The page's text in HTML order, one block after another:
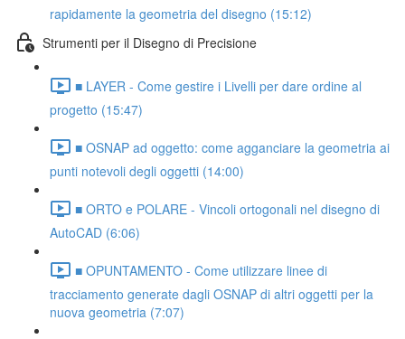
rapidamente la geometria del disegno (15:12)
Strumenti per il Disegno di Precisione
■ LAYER - Come gestire i Livelli per dare ordine al
progetto (15:47)
■ OSNAP ad oggetto: come agganciare la geometria ai
punti notevoli degli oggetti (14:00)
■ ORTO e POLARE - Vincoli ortogonali nel disegno di
AutoCAD (6:06)
■ OPUNTAMENTO - Come utilizzare linee di
tracciamento generate dagli OSNAP di altri oggetti per la
nuova geometria (7:07)